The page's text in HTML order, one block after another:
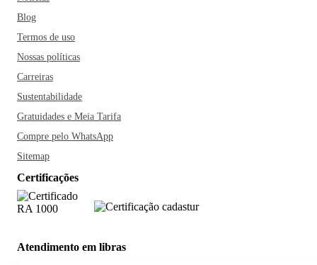
Blog
Termos de uso
Nossas políticas
Carreiras
Sustentabilidade
Gratuidades e Meia Tarifa
Compre pelo WhatsApp
Sitemap
Certificações
Atendimento em libras